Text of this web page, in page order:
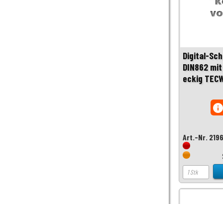
Digital-
DIN862
eckig
Art.-Nr.